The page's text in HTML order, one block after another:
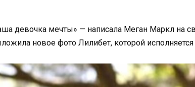
девочка мечты» — написала Меган Маркл на
новое фото Лилибет, которой исполняется